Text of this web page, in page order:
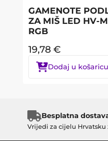
GAMENOTE
ZA MIŠ LED HV-
RGB
19,78 €
Dodaj u košaricu
Besplatna
Vrijedi za cijelu